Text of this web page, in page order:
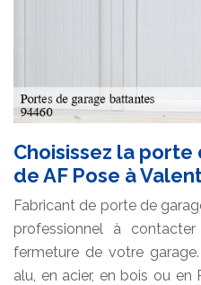
Choisissez la
de AF Pose à
Fabricant de porte de
professionnel à
fermeture de votre
alu, en acier, en bois ou